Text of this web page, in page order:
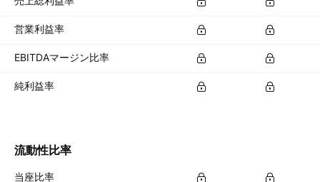
営業利益率
EBITDAマージン比率
純利益率
流動性比率
当座比率